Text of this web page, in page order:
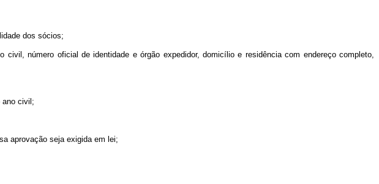
dos sócios;
número oficial de identidade e órgão expedidor, domicílio e residência com endereço completo,
ano civil;
aprovação seja exigida em lei;